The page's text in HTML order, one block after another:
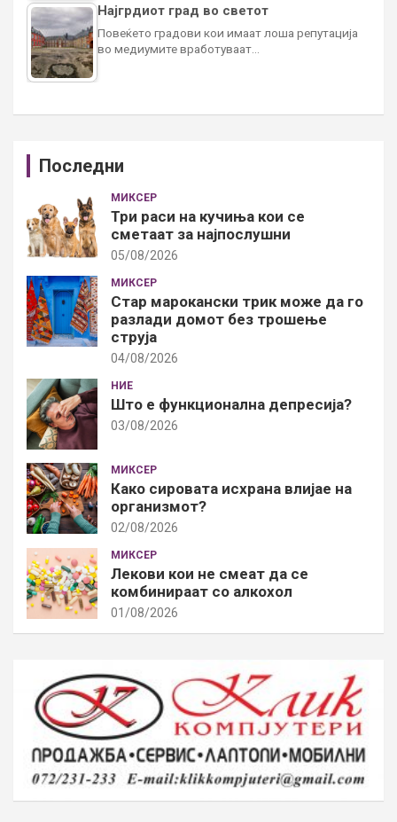
Најгрдиот град во светот
Повеќето градови кои имаат лоша репутација
во медиумите вработуваат…
Последни
МИКСЕР
Три раси на кучиња кои се
сметаат за најпослушни
05/08/2026
МИКСЕР
Стар марокански трик може да го
разлади домот без трошење
струја
04/08/2026
НИЕ
Што е функционална депресија?
03/08/2026
МИКСЕР
Како сировата исхрана влијае на
организмот?
02/08/2026
МИКСЕР
Лекови кои не смеат да се
комбинираат со алкохол
01/08/2026